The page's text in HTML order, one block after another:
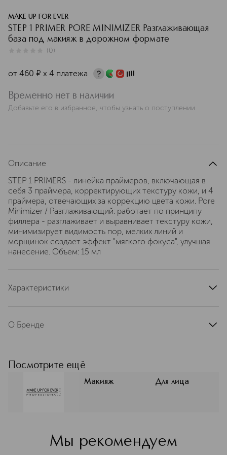
MAKE UP FOR EVER
STEP 1 PRIMER PORE MINIMIZER Разглаживающая
база под макияж в дорожном формате
(0)
от 460 ¤ х 4 платежа
Временно нет в наличии
Добавьте его в избранное, чтобы узнать о поступлении
Описание
STEP 1 PRIMERS - линейка праймеров, включающая в
себя 3 праймера, корректирующих текстуру кожи, и 4
праймера, отвечающих за коррекцию цвета кожи. Pore
Minimizer / Разглаживающий: работает по принципу
филлера - разглаживает и выравнивает текстуру кожи,
минимизирует видимость пор, мелких линий и
морщинок создает эффект "мягкого фокуса", улучшая
нанесение. Объем: 15 мл
Характеристики
О Бренде
созданный профессиональным
визажистом Дани Санц в 1984. Она
объединила свой опыт и творческое
UP FOR EVER — это коллектив
Посмотрите ещё
Макияж Для лица
Мы рекомендуем